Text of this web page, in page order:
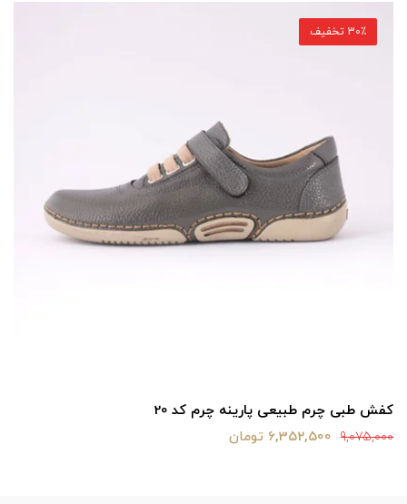
کفش طبی چرم طبیعی پارینه چرم کد 20
9,075,000 6,352,500 تومان
30٪ تخفیف